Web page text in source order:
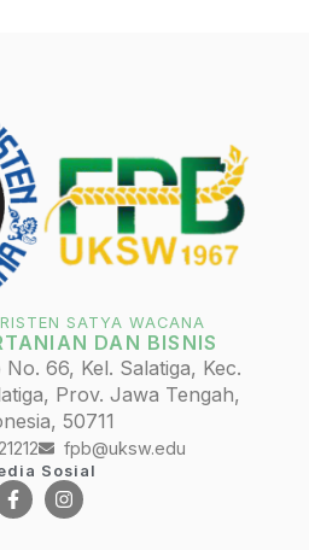
SATYA WACANA
DAN BISNIS
66, Kel. Salatiga, Kec.
Prov. Jawa Tengah,
50711
fpb@uksw.edu
Sosial